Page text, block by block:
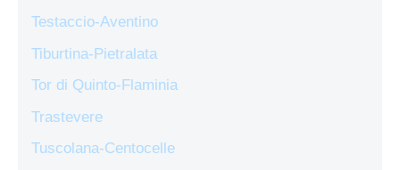
Testaccio-Aventino
Tiburtina-Pietralata
Tor di Quinto-Flaminia
Trastevere
Tuscolana-Centocelle